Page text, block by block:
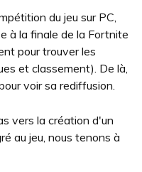
du jeu sur PC,
à la finale de la Fortnite
pour trouver les
et classement). De là,
voir sa rediffusion.
vers la création d'un
au jeu, nous tenons à